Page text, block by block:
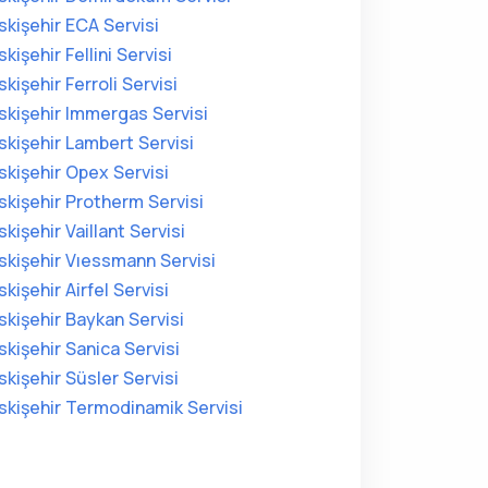
ECA Servisi
Fellini Servisi
Ferroli Servisi
Immergas Servisi
Lambert Servisi
Opex Servisi
Protherm Servisi
Vaillant Servisi
Vıessmann Servisi
Airfel Servisi
Baykan Servisi
Sanica Servisi
Süsler Servisi
Termodinamik Servisi